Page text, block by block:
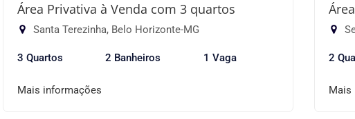
Área Privativa à Venda com 3 quartos
Santa Terezinha, Belo Horizonte-MG
3 Quartos 2 Banheiros 1 Vaga
Mais informações
2
Mais